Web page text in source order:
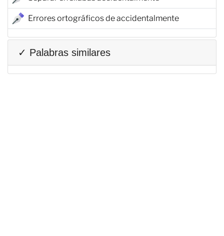
Errores ortográficos de accidentalmente
✓ Palabras similares